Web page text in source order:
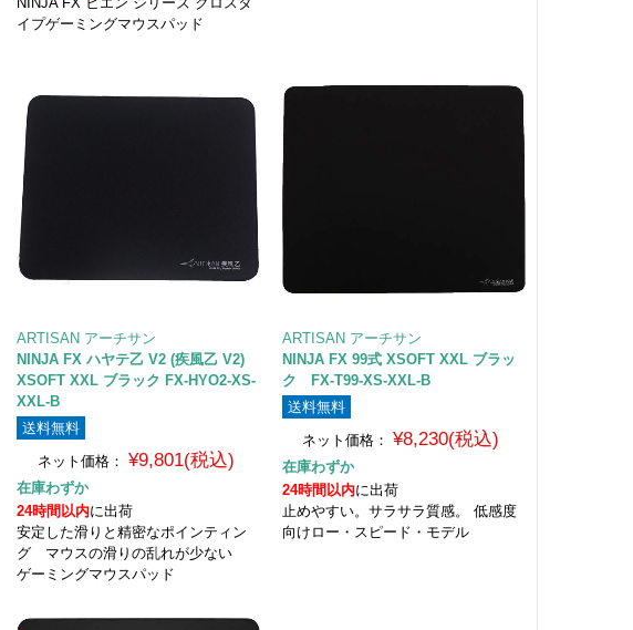
イプゲーミングマウスパッド
ARTISAN アーチサン
NINJA FX ハヤテ乙 V2 (疾風乙 V2)
XSOFT XXL ブラック FX-HYO2-XS-
XXL-B
送料無料
ネット価格：
¥9,801(税込)
在庫わずか
24時間以内に出荷
安定した滑りと精密なポインティン
グ マウスの滑りの乱れが少ない
ゲーミングマウスパッド
ARTISAN アーチサン
NINJA FX 99式 XSOFT XXL ブラッ
ク FX-T99-XS-XXL-B
送料無料
ネット価格：
¥8,230(税込)
在庫わずか
24時間以内に出荷
止めやすい。サラサラ質感。 低感度
向けロー・スピード・モデル